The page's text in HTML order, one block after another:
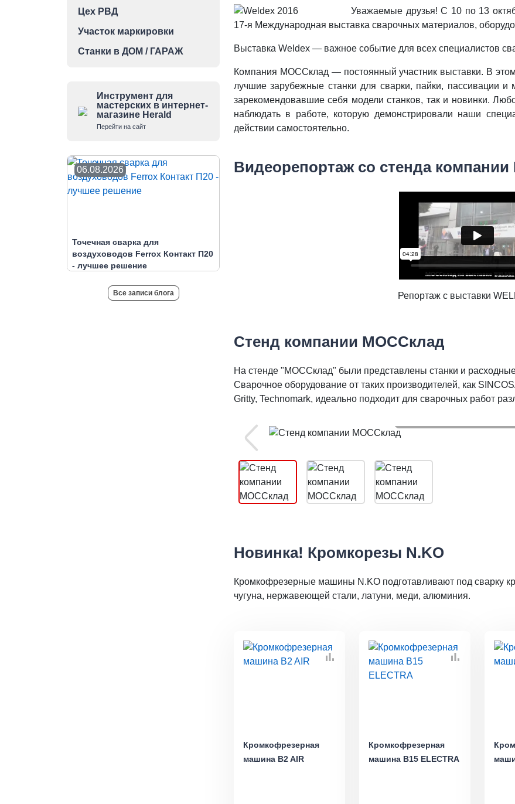
Цех РВД
Участок маркировки
Станки в ДОМ / ГАРАЖ
Инструмент для
мастерских в интернет-
магазине Herald
Перейти на сайт
06.08.2026
Точечная сварка для
воздуховодов Ferrox Контакт П20
- лучшее решение
Все записи блога
Уважаемые друзья! С 10 по 13
17-я Международная выставка сварочных материалов,
Выставка Weldex — важное событие для всех специалистов
Компания МОССклад — постоянный участник выставки. В
лучшие зарубежные станки для сварки, пайки, пассивации
зарекомендовавшие себя модели станков, так и новинки.
наблюдать в работе, которую демонстрировали наши
действии самостоятельно.
Видеорепортаж со стенда
Репортаж с выставки
Стенд компании МОССклад
На стенде "МОССклад" были представлены станки и
Сварочное оборудование от таких производителей, как
Gritty, Technomark, идеально подходит для сварочных работ
Новинка! Кромкорезы N.KO
Кромкофрезерные машины N.KO подготавливают под сварку
чугуна, нержавеющей стали, латуни, меди, алюминия.
Кромкофрезерная
машина B2 AIR
Кромкофрезерная
машина B15 ELECTRA